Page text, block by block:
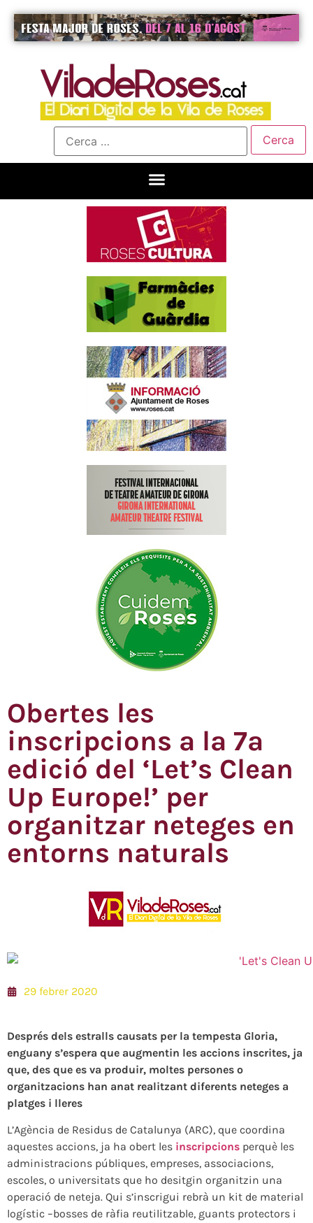
Obertes les
inscripcions a la 7ª
edició del ‘Let’s Clean
Up Europe!’ per
organitzar neteges en
entorns naturals
29 febrer 2020
Després dels estralls causats per la tempesta Gloria,
enguany s’espera que augmentin les accions inscrites, ja
que, des que es va produir, moltes persones o
organitzacions han anat realitzant diferents neteges a
platges i lleres
L’Agència de Residus de Catalunya (ARC), que coordina
aquestes accions, ja ha obert les inscripcions perquè les
administracions públiques, empreses, associacions,
escoles, o universitats que ho desitgin organitzin una
operació de neteja. Qui s’inscrigui rebrà un kit de material
logístic –bosses de ràfia reutilitzable, guants protectors i